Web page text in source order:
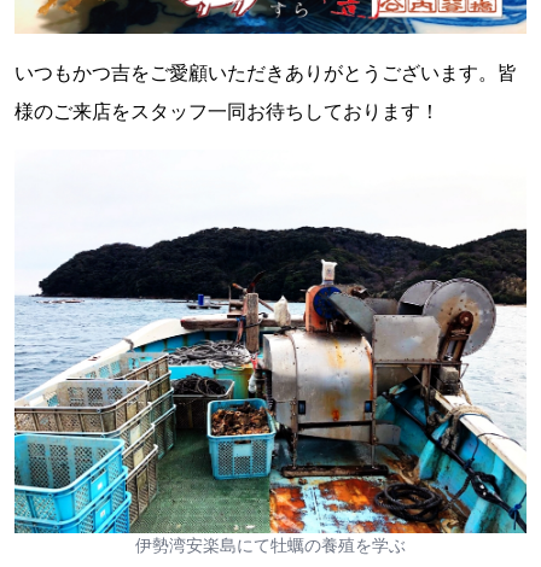
いつもかつ吉をご愛顧いただきありがとうございます。皆
様のご来店をスタッフ一同お待ちしております！
伊勢湾安楽島にて牡蠣の養殖を学ぶ